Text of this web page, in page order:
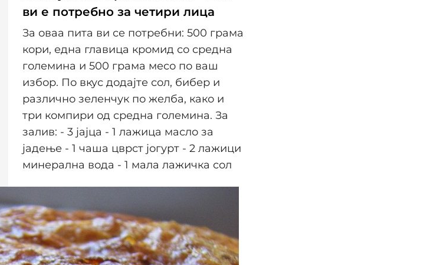
ви е потребно за четири лица
За оваа пита ви се потребни: 500 грама
кори, една главица кромид со средна
големина и 500 грама месо по ваш
избор. По вкус додајте сол, бибер и
различно зеленчук по желба, како и
три компири од средна големина. За
залив: - 3 јајца - 1 лажица масло за
јадење - 1 чаша цврст јогурт - 2 лажици
минерална вода - 1 мала лажичка сол